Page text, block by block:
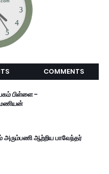
COMMENTS
பிள்ளை -
அரும்பணி ஆற்றிய பாவேந்தர்